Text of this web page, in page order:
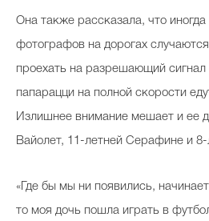
Она также рассказала, что
фотографов на дорогах
проехать на разрешающий
папарацци на полной скорости
Излишнее внимание мешает и ее
Вайолет, 11-летней Серафине и
«Где бы мы ни появились,
то моя дочь пошла играть в